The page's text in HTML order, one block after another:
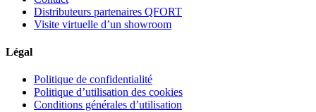
Distributeurs partenaires QFORT
Visite virtuelle d’un showroom
Légal
Politique de confidentialité
Politique d’utilisation des cookies
Conditions générales d’utilisation